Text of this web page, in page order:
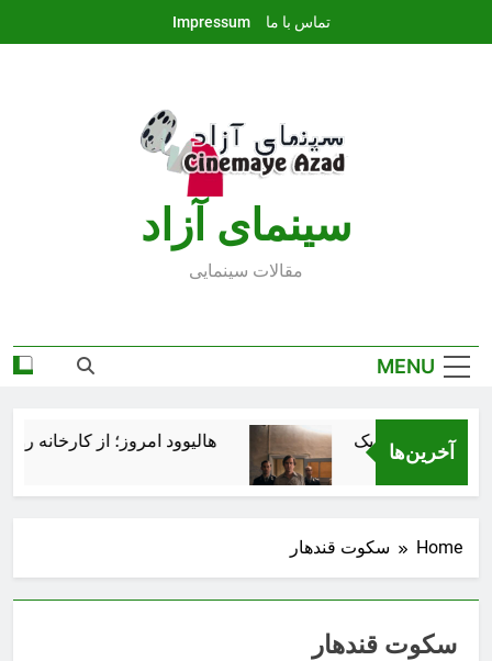
تماس با ما Impressum
سينماى آزاد
مقالات سينمايى
MENU
آخرین‌ها هالیوود امروز؛ از کارخانه
Home سکوت قندهار
سکوت قندهار